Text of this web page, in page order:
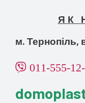
ЯК
м. Тернопіль,
011-555-